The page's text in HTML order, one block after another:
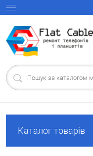
Каталог товарів